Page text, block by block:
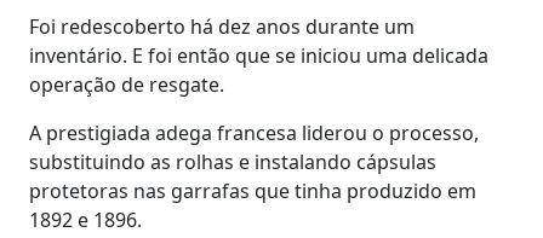
Foi redescoberto há dez anos durante um
inventário. E foi então que se iniciou uma delicada
operação de resgate.
A prestigiada adega francesa liderou o processo,
substituindo as rolhas e instalando cápsulas
protetoras nas garrafas que tinha produzido em
1892 e 1896.